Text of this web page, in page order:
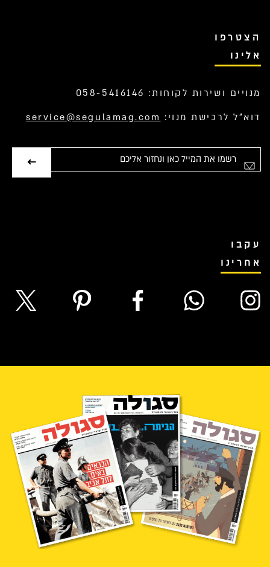
הצטרפו
אלינו
מנויים ושירות לקוחות: 058-5416146
דוא”ל לרכישת מנוי: service@segulamag.com
עקבו
אחרינו